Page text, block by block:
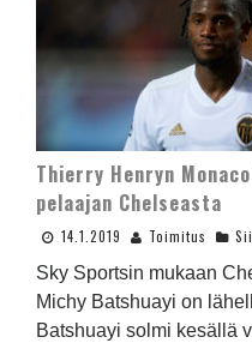
Thierry Henryn
pelaajan Chelseasta
14.1.2019 Toimitus
Sky Sportsin mukaan
Michy Batshuayi on
Batshuayi solmi kesällä